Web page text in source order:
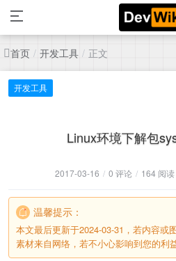
首页 / 开发工具 / 正文
开发工具
Linux环境下解包
2017-03-16 / 0 评论 / 164 阅读
温馨提示：
本文最后更新于2024-03-31，若内容或
素材来自网络，若不小心影响到您的利